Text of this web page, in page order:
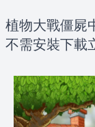
植物大戰僵屍
不需安裝下載